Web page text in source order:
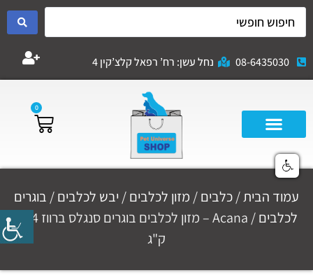
08-6435030 נחל עשן: רח’ רפאל קלצ’קין 4
0
עמוד הבית/כלבים/ מזון לכלבים/ יבש לכלבים/ בוגרים
לכלבים
/ Acana – מזון לכלבים בוגרים סנגלס ברווז 11.4
ק"ג